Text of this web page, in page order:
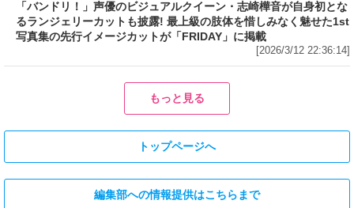
エンタメ
「バンドリ！」声優のビジュアルクイーン・志
崎樺音が自身初となるランジェリーカットも披
露! 最上級の肢体を惜しみなく魅せた1st写真集
の先行イメージカットが「FRIDAY」に掲載